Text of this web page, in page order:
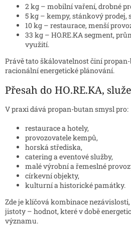
2 kg – mobilní vaření, drobné
5 kg – kempy, stánkový prodej,
10 kg – restaurace, menší
33 kg – HO.RE.KA segment,
využití.
Právě tato škálovatelnost činí
racionální energetické plánování.
Přesah do HO.RE.KA,
V praxi dává propan-butan smysl pro:
restaurace a hotely,
provozovatele kempů,
horská střediska,
catering a eventové služby,
malé výrobní a řemeslné
církevní objekty,
kulturní a historické památky.
Zde je klíčová kombinace
jistoty – hodnot, které v době
významu.